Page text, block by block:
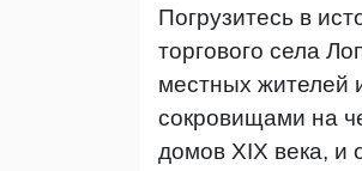
Погрузитесь в
торгового села
местных жителей
сокровищами на
домов XIX века, и